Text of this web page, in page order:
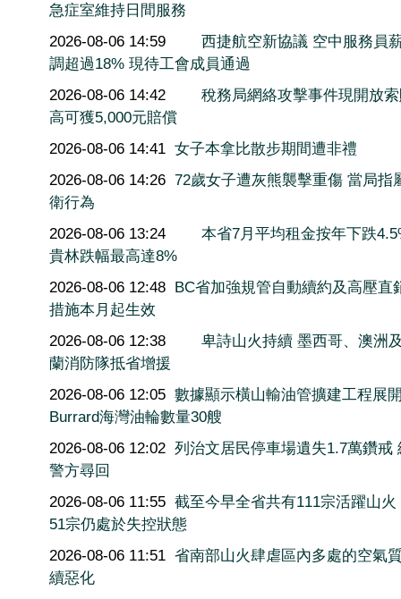
急症室維持日間服務
2026-08-06 14:59
西捷航空新協議 空中服務員
調超過18% 現待工會成員通過
2026-08-06 14:42
稅務局網絡攻擊事件現開放
高可獲5,000元賠償
2026-08-06 14:41 女子本拿比散步期間遭非禮
2026-08-06 14:26 72歲女子遭灰熊襲擊重傷 當局指
衛行為
2026-08-06 13:24
本省7月平均租金按年下跌
貴林跌幅最高達8%
2026-08-06 12:48 BC省加強規管自動續約及高壓直
措施本月起生效
2026-08-06 12:38
卑詩山火持續 墨西哥、澳洲
蘭消防隊抵省增援
2026-08-06 12:05 數據顯示橫山輸油管擴建工程展
Burrard海灣油輪數量30艘
2026-08-06 12:02 列治文居民停車場遺失1.7萬鑽戒
警方尋回
2026-08-06 11:55 截至今早全省共有111宗活躍山火
51宗仍處於失控狀態
2026-08-06 11:51 省南部山火肆虐區內多處的空氣
續惡化